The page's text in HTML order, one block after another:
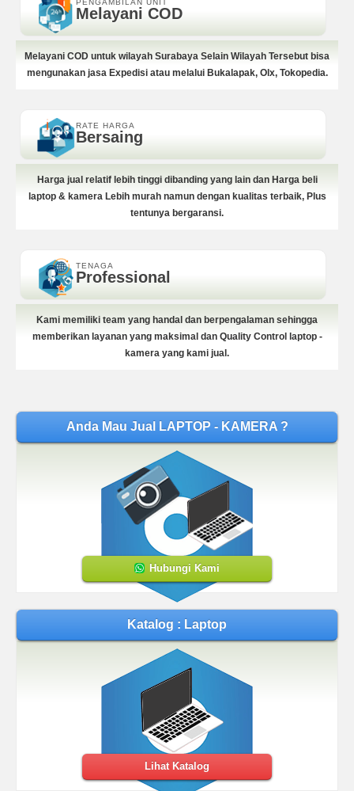
Melayani COD
Melayani COD untuk wilayah Surabaya Selain Wilayah Tersebut bisa
mengunakan jasa Expedisi atau melalui Bukalapak, Olx, Tokopedia.
RATE HARGA
Bersaing
Harga jual relatif lebih tinggi dibanding yang lain dan Harga beli
laptop & kamera Lebih murah namun dengan kualitas terbaik, Plus
tentunya bergaransi.
TENAGA
Professional
Kami memiliki team yang handal dan berpengalaman sehingga
memberikan layanan yang maksimal dan Quality Control laptop -
kamera yang kami jual.
Anda Mau Jual LAPTOP - KAMERA ?
Hubungi Kami
Katalog : Laptop
Lihat Katalog